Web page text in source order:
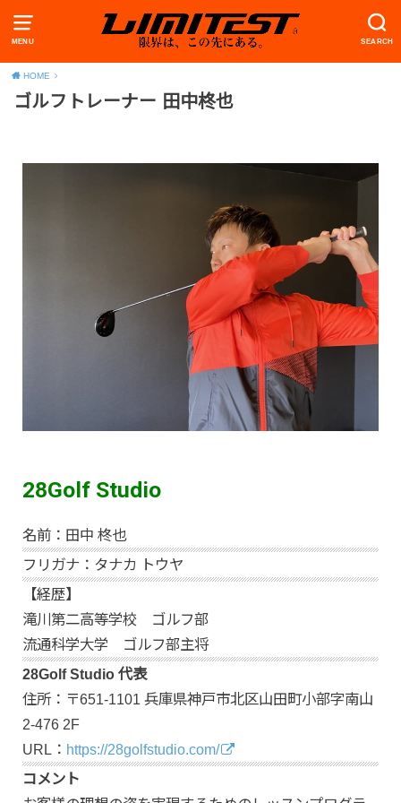
MENU SEARCH
HOME
ゴルフトレーナー 田中柊也
28Golf Studio
名前：田中 柊也
フリガナ：タナカ トウヤ
【経歴】
滝川第二高等学校 ゴルフ部
流通科学大学 ゴルフ部主将
28Golf Studio 代表
住所：〒651-1101 兵庫県神戸市北区山田町小部字南山
2-476 2F
URL： https://28golfstudio.com/
コメント